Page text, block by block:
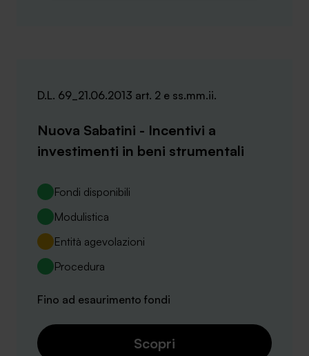
D.L. 69_21.06.2013 art. 2 e ss.mm.ii.
Nuova Sabatini - Incentivi a
investimenti in beni strumentali
Fondi disponibili
Modulistica
Entità agevolazioni
Procedura
Fino ad esaurimento fondi
Scopri